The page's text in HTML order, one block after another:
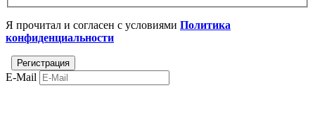
Я прочитал и согласен с условиями Политика
конфиденциальности
E-Mail